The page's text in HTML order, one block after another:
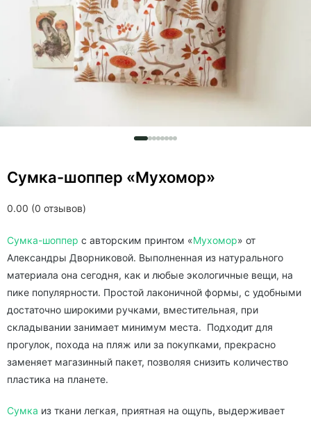
0.00 (0 отзывов)
Сумка-шоппер «Мухомор»
Сумка-шоппер с авторским принтом «Мухомор» от
Александры Дворниковой. Выполненная из натурального
материала она сегодня, как и любые экологичные вещи, на
пике популярности. Простой лаконичной формы, с удобными
достаточно широкими ручками, вместительная, при
складывании занимает минимум места. Подходит для
прогулок, похода на пляж или за покупками, прекрасно
заменяет магазинный пакет, позволяя снизить количество
пластика на планете.
Сумка из ткани легкая, приятная на ощупь, выдерживает